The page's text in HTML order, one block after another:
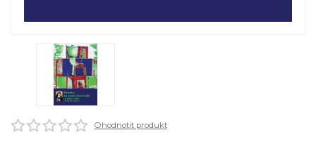
Ohodnotit produkt